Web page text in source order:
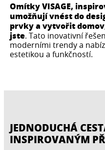
Omítky VISAGE,
umožňují vnést do
prvky a vytvořit
jste. Tato inovativní
moderními trendy a
estetikou a funkčností.
JEDNODUCHÁ
INSPIROVANÝM